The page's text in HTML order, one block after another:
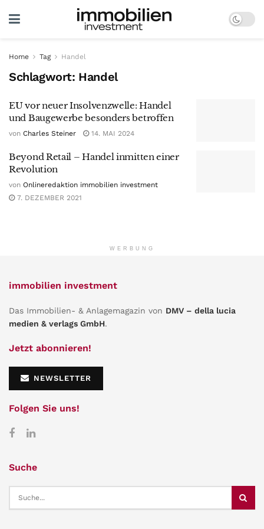
Home Tag Handel
Schlagwort: Handel
EU vor neuer Insolvenzwelle: Handel
und Baugewerbe besonders betroffen
von Charles Steiner 14. MAI 2024
Beyond Retail – Handel inmitten einer
Revolution
von Onlineredaktion immobilien investment
7. DEZEMBER 2021
WERBUNG
immobilien investment
Das Immobilien- & Anlagemagazin von DMV – della lucia
medien & verlags GmbH.
Jetzt abonnieren!
NEWSLETTER
Folgen Sie uns!
Suche